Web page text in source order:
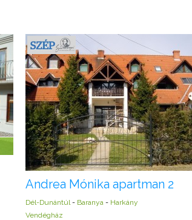
Andrea Mónika apartman 2
Dél-Dunántúl- Baranya - Harkány
Vendégház